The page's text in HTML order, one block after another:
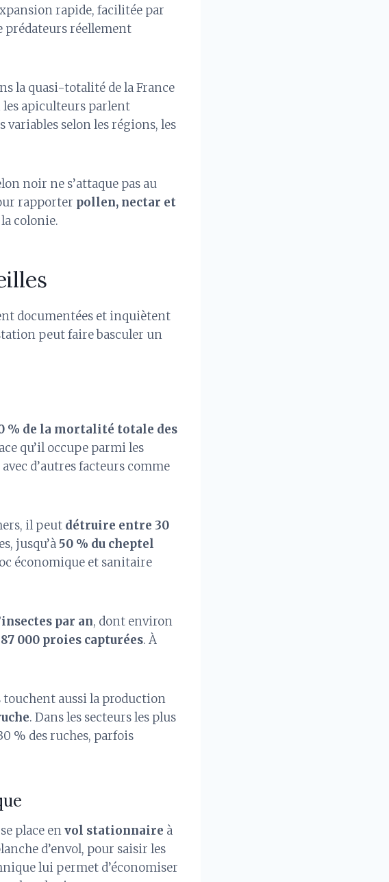
rapide, facilitée par
prédateurs réellement
la quasi-totalité de la France
apiculteurs parlent
variables selon les régions, les
noir ne s’attaque pas au
rapporter pollen, nectar et
colonie.
documentées et inquiètent
peut faire basculer un
% de la mortalité totale des
qu’il occupe parmi les
d’autres facteurs comme
il peut détruire entre 30
jusqu’à 50 % du cheptel
économique et sanitaire
par an, dont environ
87 000 proies capturées. À
touchent aussi la production
. Dans les secteurs les plus
% des ruches, parfois
place envol stationnaire à
d’envol, pour saisir les
lui permet d’économiser